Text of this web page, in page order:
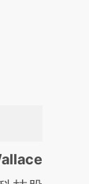
三方